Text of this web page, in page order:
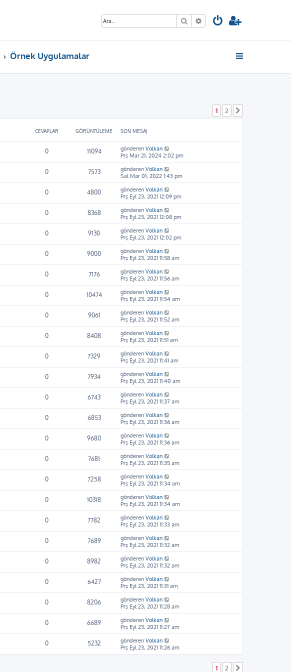
Ara Gelişmiş arama
Örnek Uygulamalar
1 2
CEVAPLAR GÖRÜNTÜLEME SON MESAJ
0 11094 gönderen Volkan
Prş Mar 21, 2024 2:02 pm
0 7573 gönderen Volkan
Sal Mar 01, 2022 1:43 pm
0 4800 gönderen Volkan
Prş Eyl 23, 2021 12:09 pm
0 8368 gönderen Volkan
Prş Eyl 23, 2021 12:08 pm
0 9130 gönderen Volkan
Prş Eyl 23, 2021 12:02 pm
0 9000 gönderen Volkan
Prş Eyl 23, 2021 11:58 am
0 7176 gönderen Volkan
Prş Eyl 23, 2021 11:56 am
0 10474 gönderen Volkan
Prş Eyl 23, 2021 11:54 am
0 9061 gönderen Volkan
Prş Eyl 23, 2021 11:52 am
0 8408 gönderen Volkan
Prş Eyl 23, 2021 11:51 am
0 7329 gönderen Volkan
Prş Eyl 23, 2021 11:41 am
0 7934 gönderen Volkan
Prş Eyl 23, 2021 11:40 am
0 6743 gönderen Volkan
Prş Eyl 23, 2021 11:37 am
0 6853 gönderen Volkan
Prş Eyl 23, 2021 11:36 am
0 9680 gönderen Volkan
Prş Eyl 23, 2021 11:36 am
0 7681 gönderen Volkan
Prş Eyl 23, 2021 11:35 am
0 7258 gönderen Volkan
Prş Eyl 23, 2021 11:34 am
0 10318 gönderen Volkan
Prş Eyl 23, 2021 11:34 am
0 7782 gönderen Volkan
Prş Eyl 23, 2021 11:33 am
0 7689 gönderen Volkan
Prş Eyl 23, 2021 11:32 am
0 8982 gönderen Volkan
Prş Eyl 23, 2021 11:32 am
0 6427 gönderen Volkan
Prş Eyl 23, 2021 11:31 am
0 8206 gönderen Volkan
Prş Eyl 23, 2021 11:28 am
0 6689 gönderen Volkan
Prş Eyl 23, 2021 11:27 am
0 5232 gönderen Volkan
Prş Eyl 23, 2021 11:26 am
1 2